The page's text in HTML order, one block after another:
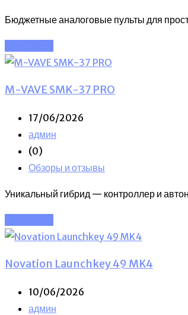
Бюджетные аналоговые пульты для
M-VAVE SMK-37 PRO
17/06/2026
админ
(0)
Обзоры и отзывы
Уникальный гибрид — контроллер и
Novation Launchkey 49 MK4
10/06/2026
админ